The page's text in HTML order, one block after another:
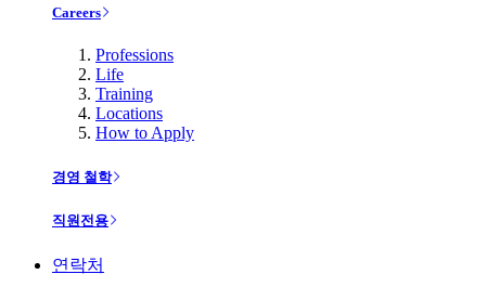
Careers
Professions
Life
Training
Locations
How to Apply
경영 철학
직원전용
연락처